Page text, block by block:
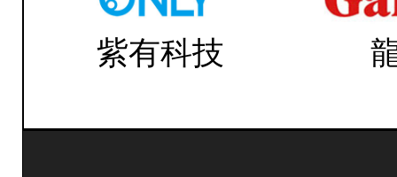
紫有科技